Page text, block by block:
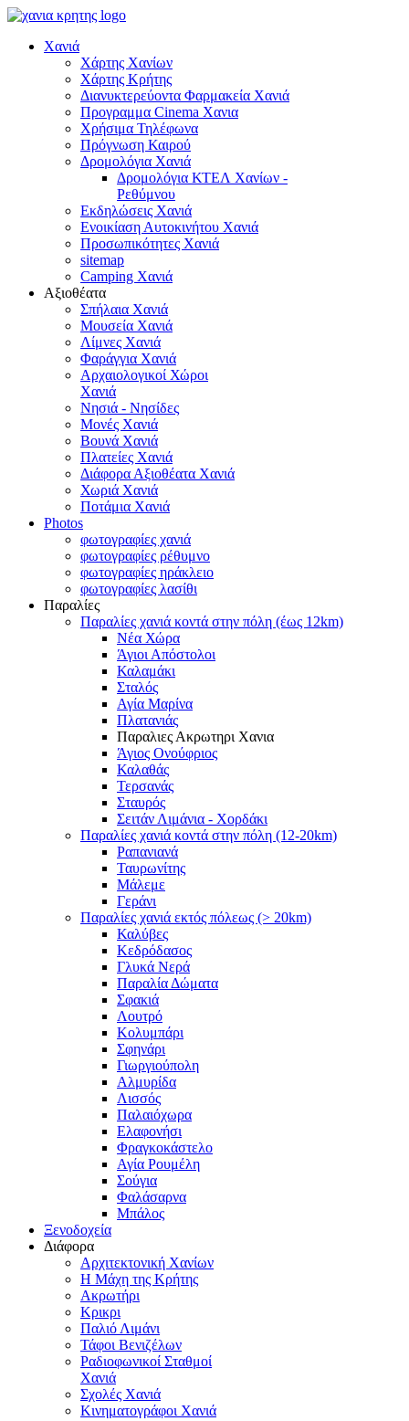
Χανιά
Χάρτης Χανίων
Χάρτης Κρήτης
Διανυκτερεύοντα Φαρμακεία Χανιά
Προγραμμα Cinema Χανια
Χρήσιμα Τηλέφωνα
Πρόγνωση Καιρού
Δρομολόγια Χανιά
Δρομολόγια ΚΤΕΛ Χανίων -
Ρεθύμνου
Εκδηλώσεις Χανιά
Ενοικίαση Αυτοκινήτου Χανιά
Προσωπικότητες Χανιά
sitemap
Camping Χανιά
Αξιοθέατα
Σπήλαια Χανιά
Μουσεία Χανιά
Λίμνες Χανιά
Φαράγγια Χανιά
Αρχαιολογικοί Χώροι
Χανιά
Νησιά - Νησίδες
Μονές Χανιά
Βουνά Χανιά
Πλατείες Χανιά
Διάφορα Αξιοθέατα Χανιά
Χωριά Χανιά
Ποτάμια Χανιά
Photos
φωτογραφίες χανιά
φωτογραφίες ρέθυμνο
φωτογραφίες ηράκλειο
φωτογραφίες λασίθι
Παραλίες
Παραλίες χανιά κοντά στην πόλη (έως 12km)
Νέα Χώρα
Άγιοι Απόστολοι
Καλαμάκι
Σταλός
Αγία Μαρίνα
Πλατανιάς
Παραλιες Ακρωτηρι Χανια
Άγιος Ονούφριος
Καλαθάς
Τερσανάς
Σταυρός
Σειτάν Λιμάνια - Χορδάκι
Παραλίες χανιά κοντά στην πόλη (12-20km)
Ραπανιανά
Ταυρωνίτης
Μάλεμε
Γεράνι
Παραλίες χανιά εκτός πόλεως (> 20km)
Καλύβες
Κεδρόδασος
Γλυκά Νερά
Παραλία Δώματα
Σφακιά
Λουτρό
Κολυμπάρι
Σφηνάρι
Γιωργιούπολη
Αλμυρίδα
Λισσός
Παλαιόχωρα
Ελαφονήσι
Φραγκοκάστελο
Αγία Ρουμέλη
Σούγια
Φαλάσαρνα
Μπάλος
Ξενοδοχεία
Διάφορα
Αρχιτεκτονική Χανίων
Η Μάχη της Κρήτης
Ακρωτήρι
Κρικρι
Παλιό Λιμάνι
Τάφοι Βενιζέλων
Ραδιοφωνικοί Σταθμοί
Χανιά
Σχολές Χανιά
Κινηματογράφοι Χανιά